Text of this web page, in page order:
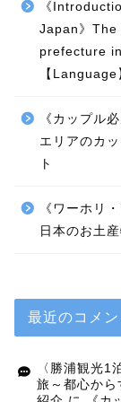
《
Japan》
prefecture
【Language
《カップル
エリアのカ
ト
《ワーホリ
日本のお土
最近のコメン
〈勝浦観光1
旅～都心から